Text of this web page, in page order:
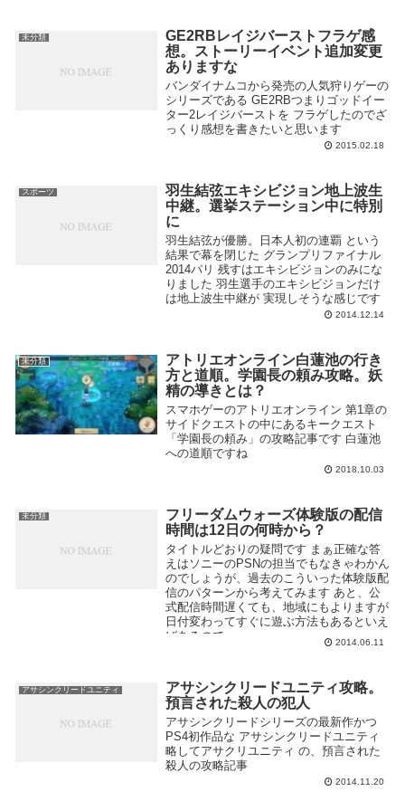
未分類
GE2RBレイジバーストフラゲ感
想。ストーリーイベント追加変更
ありますな
バンダイナムコから発売の人気狩りゲーの
シリーズである GE2RBつまりゴッドイー
ター2レイジバーストを フラゲしたのでざ
っくり感想を書きたいと思います
2015.02.18
スポーツ
羽生結弦エキシビジョン地上波生
中継。選挙ステーション中に特別
に
羽生結弦が優勝。日本人初の連覇 という
結果で幕を閉じた グランプリファイナル
2014パリ 残すはエキシビジョンのみにな
りました 羽生選手のエキシビジョンだけ
は地上波生中継が 実現しそうな感じです
2014.12.14
未分類
アトリエオンライン白蓮池の行き
方と道順。学園長の頼み攻略。妖
精の導きとは？
スマホゲーのアトリエオンライン 第1章の
サイドクエストの中にあるキークエスト
「学園長の頼み」の攻略記事です 白蓮池
への道順ですね
2018.10.03
未分類
フリーダムウォーズ体験版の配信
時間は12日の何時から？
タイトルどおりの疑問です まぁ正確な答
えはソニーのPSNの担当でもなきゃわかん
のでしょうが、過去のこういった体験版配
信のパターンから考えてみます あと、公
式配信時間遅くても、地域にもよりますが
日付変わってすぐに遊ぶ方法もあるといえ
ばあるので...
2014.06.11
アサシンクリードユニティ
アサシンクリードユニティ攻略。
預言された殺人の犯人
アサシンクリードシリーズの最新作かつ
PS4初作品な アサシンクリードユニティ
略してアサクリユニティ の、預言された
殺人の攻略記事
2014.11.20